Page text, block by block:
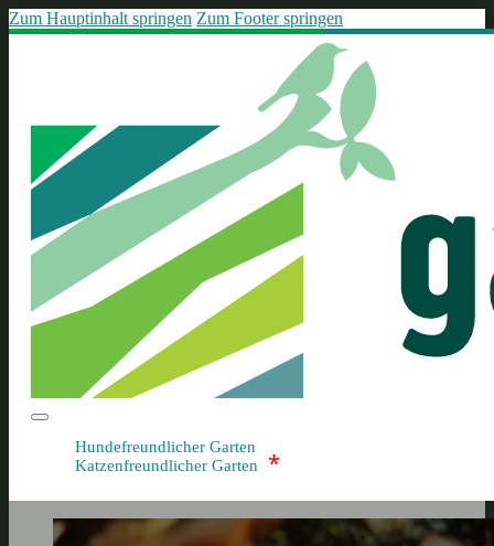
Zum Hauptinhalt springen Zum Footer springen
Hundefreundlicher Garten
Katzenfreundlicher Garten
*